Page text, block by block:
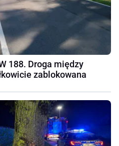
188. Droga między
zablokowana